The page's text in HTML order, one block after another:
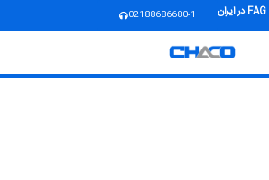
02188686680-1